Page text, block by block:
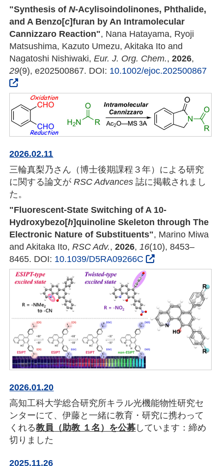
"Synthesis ofN-Acylisoindolinones, Phthalide,
and A Benzo[c]furan by An Intramolecular
Cannizzaro Reaction", Nana Hatayama, Ryoji
Matsushima, Kazuto Umezu, Akitaka Ito and
Nagatoshi Nishiwaki,Eur. J. Org. Chem.,2026,
29(9), e202500867. DOI: 10.1002/ejoc.202500867
2026.02.11
三輪真梨乃さん（博士後期課程３年）による研究
に関する論文がRSC Advances 誌に掲載されまし
た。
"Fluorescent-State Switching of A 10-
Hydroxybezo[h]quinoline Skeleton through The
Electronic Nature of Substituents", Marino Miwa
and Akitaka Ito,RSC Adv.,2026, 16(10), 8453–
8465. DOI: 10.1039/D5RA09266C
2026.01.20
高知工科大学総合研究所キラル光機能物性研究セ
ンターにて、伊藤と一緒に教育・研究に携わって
くれる教員（助教 １名）を公募 しています：締め
切りました
2025.11.26